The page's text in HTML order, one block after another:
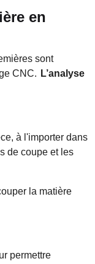
en
sont
CNC. L’analyse
à l'importer dans
de coupe et les
la matière
permettre